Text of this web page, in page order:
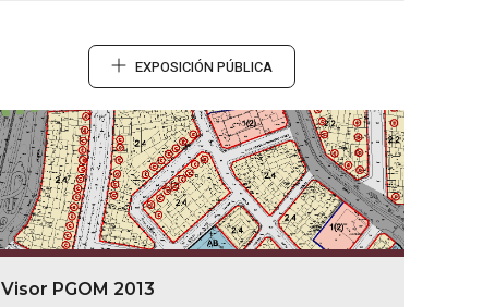
EXPOSICIÓN PÚBLICA
Visor PGOM 2013